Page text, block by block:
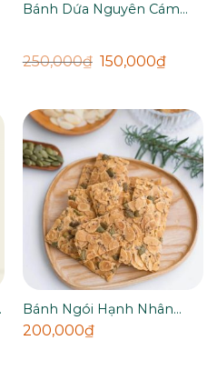
Bánh Dứa Nguyên Cám
250,000₫ 150,000₫
Bánh Ngói Hạnh Nhân
Chuẩn Eat Clean Keto By
Tuna 200g
200,000₫